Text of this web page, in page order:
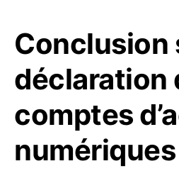
Conclusion
déclaration
comptes
numériques